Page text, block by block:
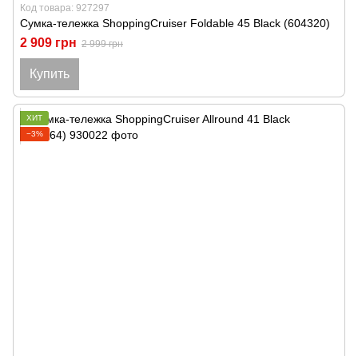
Код товара: 927297
Сумка-тележка ShoppingCruiser Foldable 45 Black (604320)
2 909 грн 2 999 грн
Купить
ХИТ
−3%